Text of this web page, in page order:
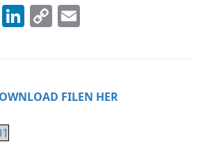
Pinterest
LinkedIn
Copy
FILEN HER